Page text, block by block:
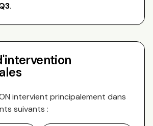
.
intervient principalement dans
suivants :